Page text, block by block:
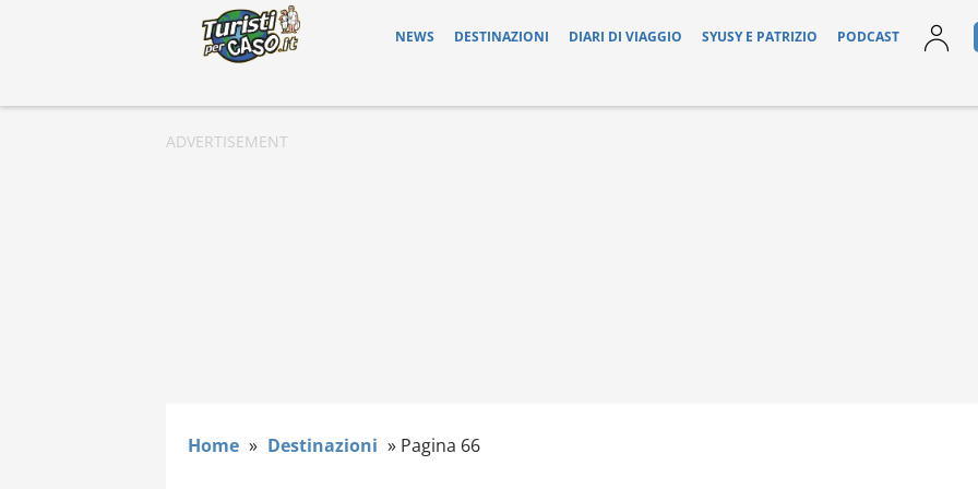
NEWS DESTINAZIONI DIARI DI VIAGGIO SYUSY E PATRIZIO PODCAST
Home » Destinazioni » Pagina 66